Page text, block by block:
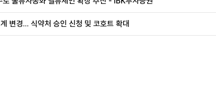
변경... 식약처 승인 신청 및 코호트 확대